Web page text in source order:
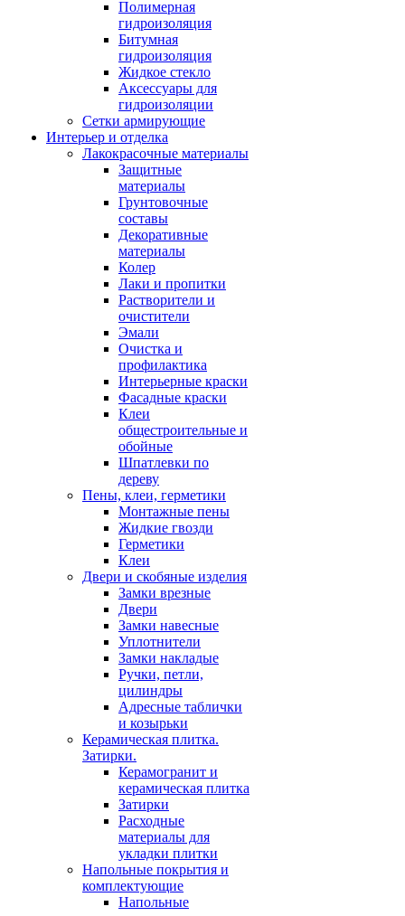
Полимерная
гидроизоляция
Битумная
гидроизоляция
Жидкое стекло
Аксессуары для
гидроизоляции
Сетки армирующие
Интерьер и отделка
Лакокрасочные материалы
Защитные
материалы
Грунтовочные
составы
Декоративные
материалы
Колер
Лаки и пропитки
Растворители и
очистители
Эмали
Очистка и
профилактика
Интерьерные краски
Фасадные краски
Клеи
общестроительные и
обойные
Шпатлевки по
дереву
Пены, клеи, герметики
Монтажные пены
Жидкие гвозди
Герметики
Клеи
Двери и скобяные изделия
Замки врезные
Двери
Замки навесные
Уплотнители
Замки накладые
Ручки, петли,
цилиндры
Адресные таблички
и козырьки
Керамическая плитка.
Затирки.
Керамогранит и
керамическая плитка
Затирки
Расходные
материалы для
укладки плитки
Напольные покрытия и
комплектующие
Напольные